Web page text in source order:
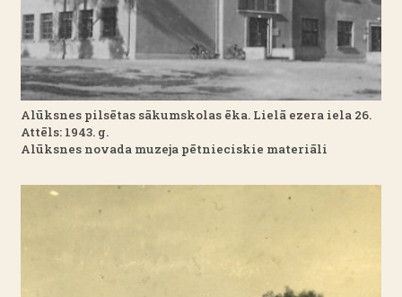
Alūksnes pilsētas sākumskolas ēka. Lielā ezera iela 26.
Attēls: 1943. g.
Alūksnes novada muzeja pētnieciskie materiāli